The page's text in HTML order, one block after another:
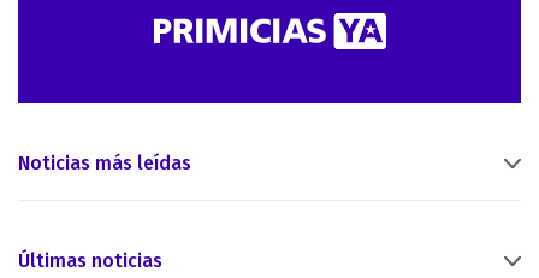
Noticias más leídas
Últimas noticias